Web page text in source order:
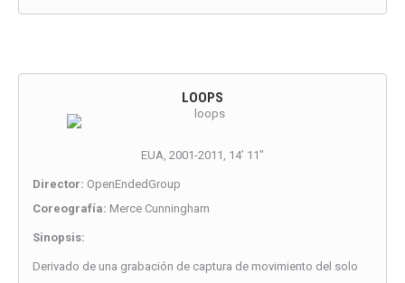
LOOPS
EUA, 2001-2011, 14’ 11″
Director: OpenEndedGroup
Coreografía: Merce Cunningham
Sinopsis:
Derivado de una grabación de captura de movimiento del solo